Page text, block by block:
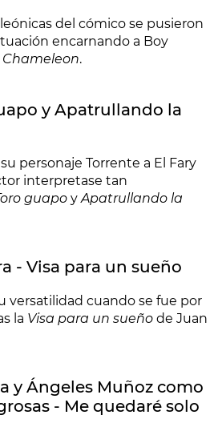
del cómico se pusieron
encarnando a Boy
.
y Apatrullando la
personaje Torrente a El Fary
interpretase tan
guapo yApatrullando la
- Visa para un sueño
versatilidad cuando se fue por
la Visa para un sueño de Juan
y Ángeles Muñoz como
- Me quedaré solo